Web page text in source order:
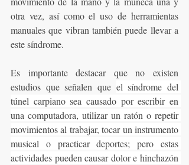
otra vez, así como el uso de herramientas
manuales que vibran también puede llevar a
este síndrome.
Es importante destacar que no existen
estudios que señalen que el síndrome del
túnel carpiano sea causado por escribir en
una computadora, utilizar un ratón o repetir
movimientos al trabajar, tocar un instrumento
musical o practicar deportes; pero estas
actividades pueden causar dolor e hinchazón